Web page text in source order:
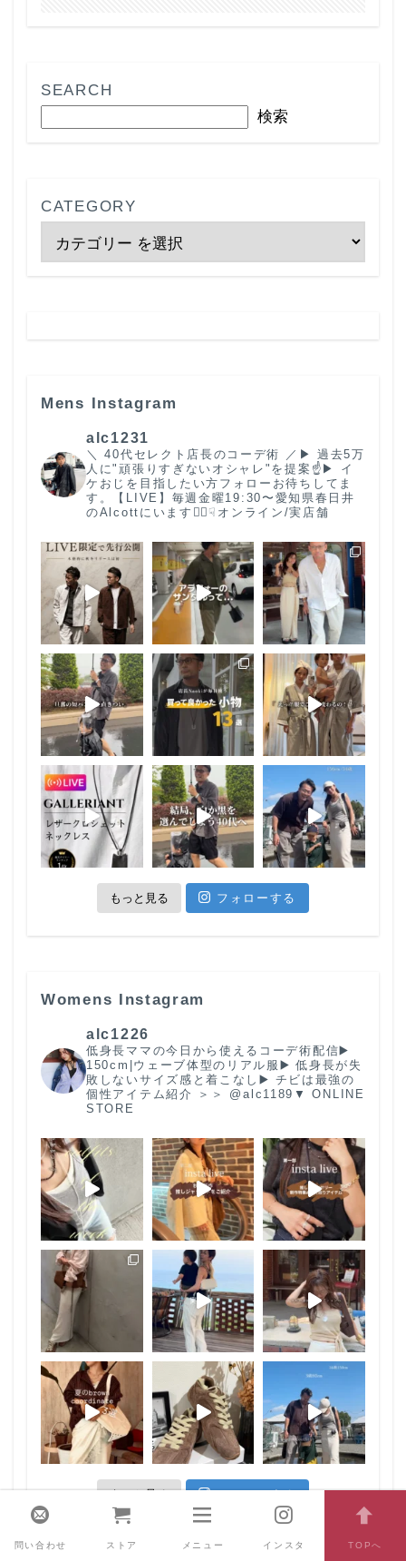
SEARCH
検索
CATEGORY
Mens Instagram
alc1231
＼ 40代セレクト店長のコーデ術 ／ ▶︎ 過去5万
人に"頑張りすぎないオシャレ"を提案☝️ ▶︎ イ
ケおじを目指したい方フォローお待ちしてま
す。
【LIVE】毎週金曜19:30〜 愛知県春日井
のAlcottにいます🙋‍♂️ ☟オンライン/実店舗
もっと見る フォローする
Womens Instagram
alc1226
低身長ママの今日から使えるコーデ術配信▶️
150cm|ウェーブ体型のリアル服 ▶️ 低身長が失
敗しないサイズ感と着こなし▶️ チビは最強の
個性 アイテム紹介 ＞＞ @alc1189 ▼ ONLINE
STORE
もっと見る フォローする
問い合わせ ストア メニュー インスタ TOPへ